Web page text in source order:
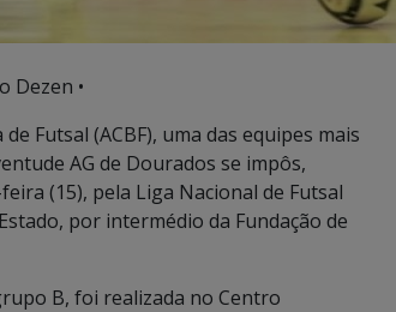
Dezen •
Futsal (ACBF), uma das equipes mais
AG de Dourados se impôs,
(15), pela Liga Nacional de Futsal
por intermédio da Fundação de
B, foi realizada no Centro